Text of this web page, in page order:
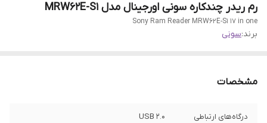
رم ریدر چندکاره سونی اورجینال مدل MRW62E-S1
Sony Ram Reader MRW62E-S1 17 in one
برند:سونی
مشخصات
درگاه‌های ارتباطی USB 2.0